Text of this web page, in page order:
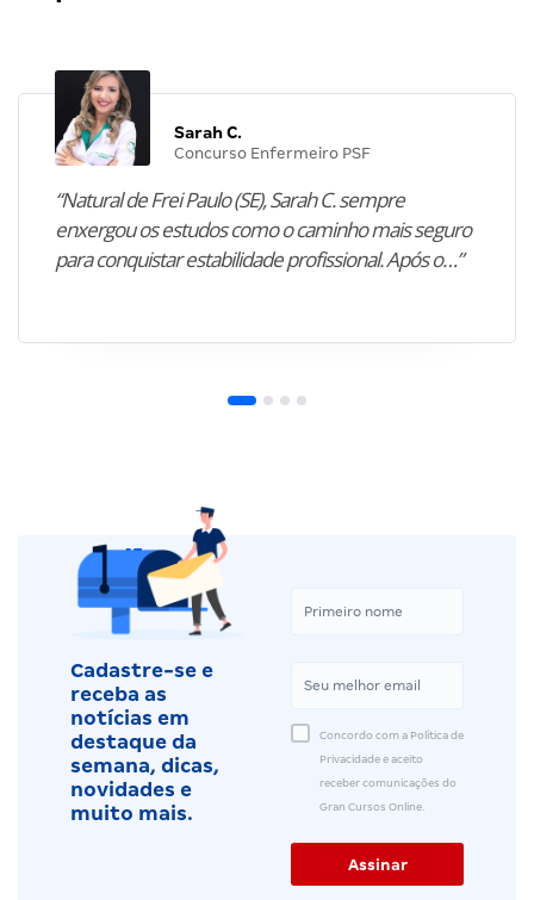
Sarah C.
Concurso Enfermeiro PSF
“Natural de Frei Paulo (SE), Sarah C. sempre
enxergou os estudos como o caminho mais seguro
para conquistar estabilidade profissional. Após o…”
Cadastre-se e
receba as
notícias em
destaque da
semana, dicas,
novidades e
muito mais.
Concordo com a Política de
Privacidade e aceito
receber comunicações do
Gran Cursos Online.